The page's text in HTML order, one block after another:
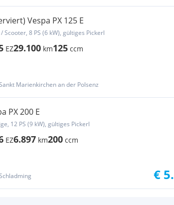
Vespa PX 125 E
Scooter, 8 PS (6 kW), gültiges Pickerl
EZ29.100 km125 ccm
Marienkirchen an der Polsenz
PX 200 E
12 PS (9 kW), gültiges Pickerl
EZ6.897 km200 ccm
€